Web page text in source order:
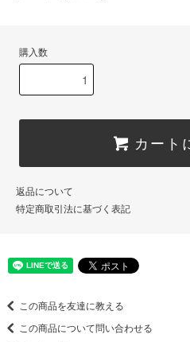
購入数
カート
返品について
特定商取引法に基づく表記
この商品を友達に教える
この商品について問い合わせる